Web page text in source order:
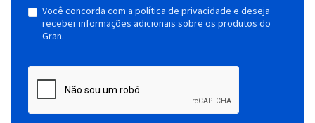
Você concorda com a política de privacidade e deseja
receber informações adicionais sobre os produtos do
Gran.